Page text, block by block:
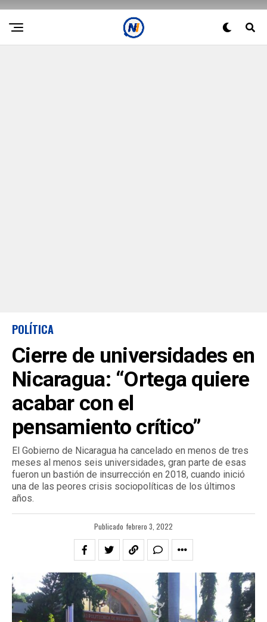
POLÍTICA
Cierre de universidades en
Nicaragua: “Ortega quiere
acabar con el
pensamiento crítico”
El Gobierno de Nicaragua ha cancelado en menos de tres
meses al menos seis universidades, gran parte de esas
fueron un bastión de insurrección en 2018, cuando inició
una de las peores crisis sociopolíticas de los últimos
años.
Publicado febrero 3, 2022